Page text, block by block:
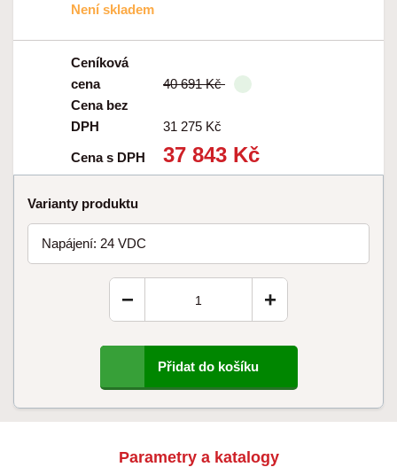
Není skladem
Ceníková
cena
40 691 Kč
Cena bez
DPH
31 275 Kč
Cena s DPH 37 843 Kč
Varianty produktu
Napájení: 24 VDC
+
−
Přidat do košíku
Parametry a katalogy